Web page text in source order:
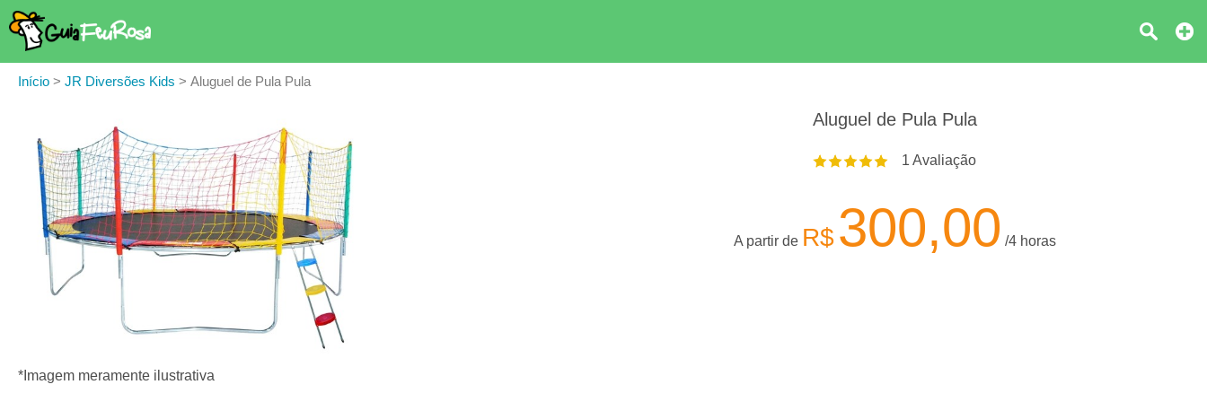
Início > JR Diversões Kids > Aluguel de Pula Pula
*Imagem meramente ilustrativa
Aluguel de Pula Pula
1 Avaliação
A partir de R$ 300,00 /4 horas